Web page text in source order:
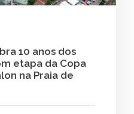
10 anos dos
etapa da Copa
na Praia de